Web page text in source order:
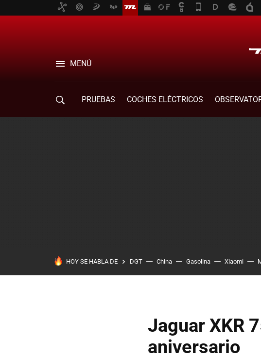
MENÚ
PRUEBAS COCHES ELÉCTRICOS
HOY SE HABLA DE DGT China Gasolina Xiaomi
Jaguar XKR
aniversario